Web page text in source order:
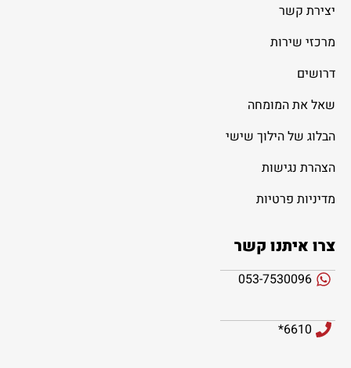
יצירת קשר
מרכזי שירות
דרושים
שאל את המומחה
הבלוג של הילוך שישי
הצהרת נגישות
מדיניות פרטיות
צרו איתנו קשר
053-7530096
6610*